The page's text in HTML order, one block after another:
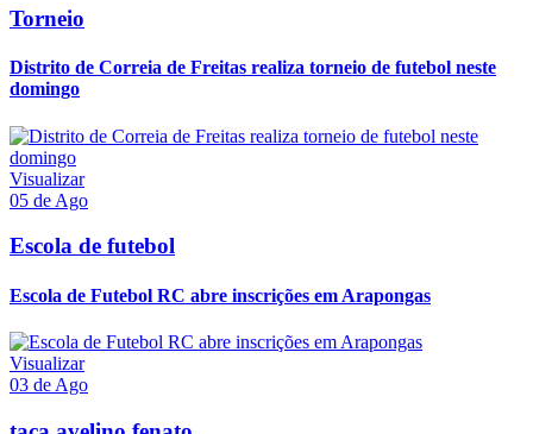
Torneio
Distrito de Correia de Freitas realiza torneio de futebol neste
domingo
Visualizar
05 de Ago
Escola de futebol
Escola de Futebol RC abre inscrições em Arapongas
Visualizar
03 de Ago